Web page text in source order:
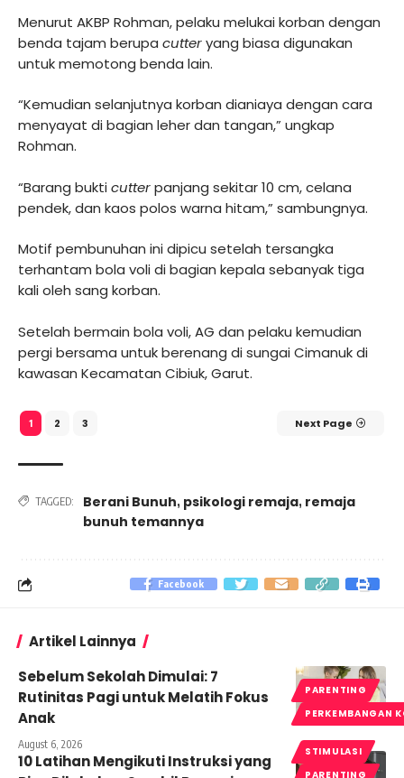
Menurut AKBP Rohman, pelaku melukai korban dengan
benda tajam berupa cutteryang biasa digunakan
untuk memotong benda lain.
“Kemudian selanjutnya korban dianiaya dengan cara
menyayat di bagian leher dan tangan,” ungkap
Rohman.
“Barang bukticutterpanjang sekitar 10 cm, celana
pendek, dan kaos polos warna hitam,” sambungnya.
Motif pembunuhan ini dipicu setelah tersangka
terhantam bola voli di bagian kepala sebanyak tiga
kali oleh sang korban.
Setelah bermain bola voli, AG dan pelaku kemudian
pergi bersama untuk berenang di sungai Cimanuk di
kawasan Kecamatan Cibiuk, Garut.
1 2 3 Next Page
TAGGED: Berani Bunuh, psikologi remaja, remaja
bunuh temannya
Facebook
Artikel Lainnya
PARENTING
PERKEMBANGAN
Sebelum Sekolah Dimulai: 7
Rutinitas Pagi untuk Melatih Fokus
Anak
August 6, 2026
STIMULASI
PARENTING
10 Latihan Mengikuti Instruksi yang